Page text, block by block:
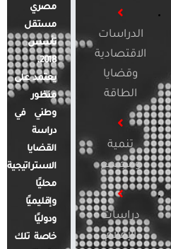
الدراسات
الاقتصادية
وقضايا
الطاقة
تنمية
ومجتمع
دراسات
الإعلام
مصري
مستقل
تأسس
2018.
يعتمد على
منظور
وطني في
دراسة
القضايا
الاستراتيجية
محليًا
وإقليميًا
ودوليًا
خاصة تلك